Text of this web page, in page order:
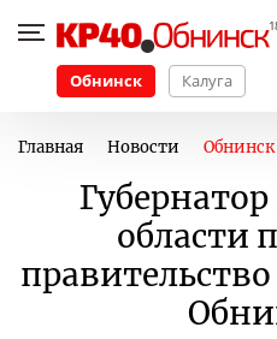
Обнинск Калуга
Главная Новости Обнинск
области